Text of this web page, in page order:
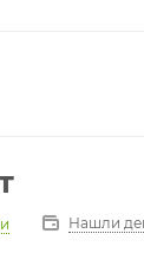
Нашли